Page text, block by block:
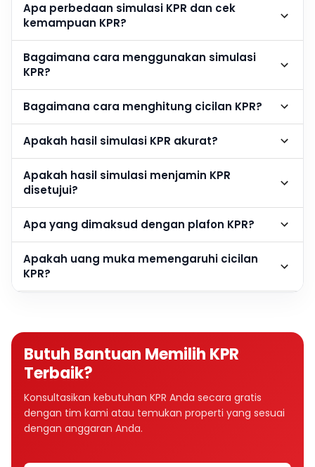
Apa perbedaan simulasi KPR dan cek
kemampuan KPR?
Bagaimana cara menggunakan simulasi
KPR?
Bagaimana cara menghitung cicilan KPR?
Apakah hasil simulasi KPR akurat?
Apakah hasil simulasi menjamin KPR
disetujui?
Apa yang dimaksud dengan plafon KPR?
Apakah uang muka memengaruhi cicilan
KPR?
Apakah semakin besar DP semakin baik?
Bagaimana tenor memengaruhi cicilan KPR?
Tenor KPR 10, 15, atau 20 tahun, mana yang
Butuh Bantuan Memilih KPR
Terbaik?
Konsultasikan kebutuhan KPR Anda secara gratis
dengan tim kami atau temukan properti yang sesuai
dengan anggaran Anda.